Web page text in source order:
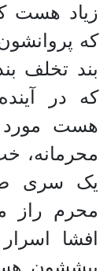
زیاد هست
که
که در
محرمانه،
یک سری
محرم راز
افشا